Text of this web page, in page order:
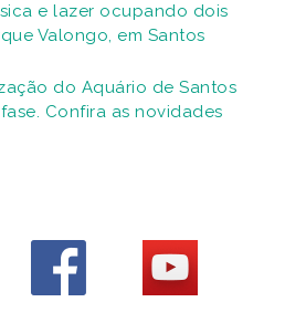
e lazer ocupando dois
Valongo, em Santos
do Aquário de Santos
Confira as novidades